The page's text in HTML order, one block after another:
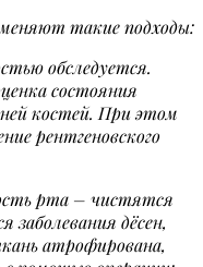
такие подходы:
обследуется.
состояния
костей. При этом
рентгеновского
рта – чистятся
заболевания дёсен,
атрофирована,